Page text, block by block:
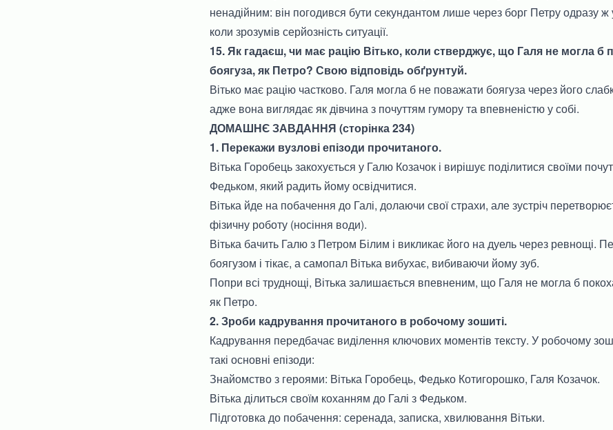
ненадійним: він погодився бути секундантом лише через борг Петру одразу ж
коли зрозумів серйозність ситуації.
15. Як гадаєш, чи має рацію Вітько, коли стверджує, що Галя не могла б
боягуза, як Петро? Свою відповідь обґрунтуй.
Вітько має рацію частково. Галя могла б не поважати боягуза через його
адже вона виглядає як дівчина з почуттям гумору та впевненістю у собі.
ДОМАШНЄ ЗАВДАННЯ (сторінка 234)
1. Перекажи вузлові епізоди прочитаного.
Вітька Горобець закохується у Галю Козачок і вирішує поділитися своїми
Федьком, який радить йому освідчитися.
Вітька йде на побачення до Галі, долаючи свої страхи, але зустріч
фізичну роботу (носіння води).
Вітька бачить Галю з Петром Білим і викликає його на дуель через ревнощі.
боягузом і тікає, а самопал Вітька вибухає, вибиваючи йому зуб.
Попри всі труднощі, Вітька залишається впевненим, що Галя не могла б
як Петро.
2. Зроби кадрування прочитаного в робочому зошиті.
Кадрування передбачає виділення ключових моментів тексту. У робочому
такі основні епізоди:
Знайомство з героями: Вітька Горобець, Федько Котигорошко, Галя Козачок.
Вітька ділиться своїм коханням до Галі з Федьком.
Підготовка до побачення: серенада, записка, хвилювання Вітьки.